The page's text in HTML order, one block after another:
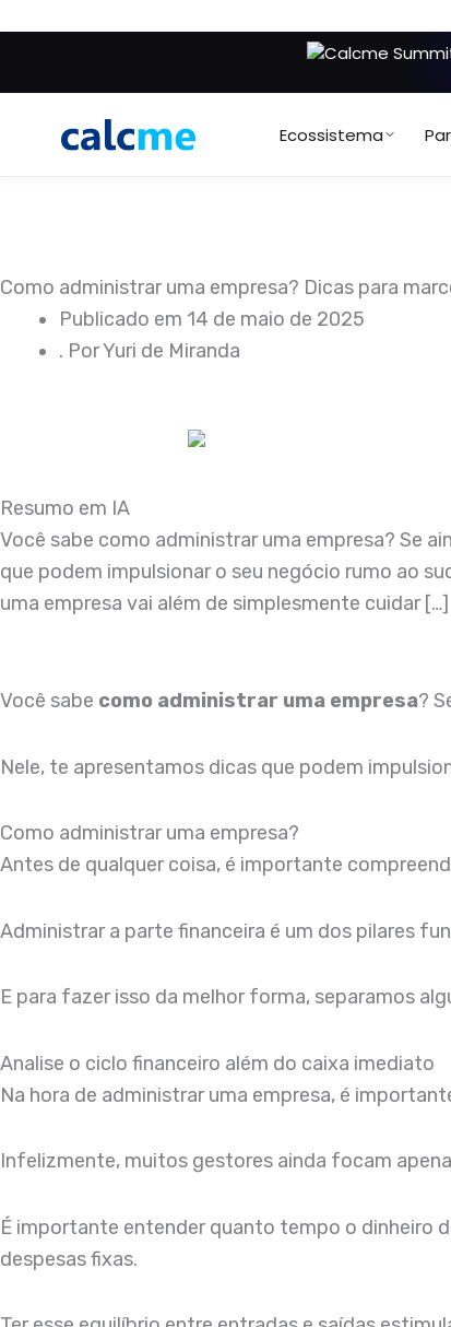
Ecossistema
Como administrar uma empresa? Dicas para
Publicado em 14 de maio de 2025
. PorYuri de Miranda
Resumo em IA
Você sabe como administrar uma empresa? Se
que podem impulsionar o seu negócio rumo ao
uma empresa vai além de simplesmente cuidar […]
Você sabe como administrar uma empresa?
Nele, te apresentamos dicas que podem
Como administrar uma empresa?
Antes de qualquer coisa, é importante
Administrar a parte financeira é um dos pilares
E para fazer isso da melhor forma, separamos
Analise o ciclo financeiro além do caixa imediato
Na hora de administrar uma empresa, é
Infelizmente, muitos gestores ainda focam
É importante entender quanto tempo o dinheiro
despesas fixas.